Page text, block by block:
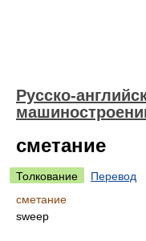
Русско-
сметание
Толкование
Перевод
сметание
sweep